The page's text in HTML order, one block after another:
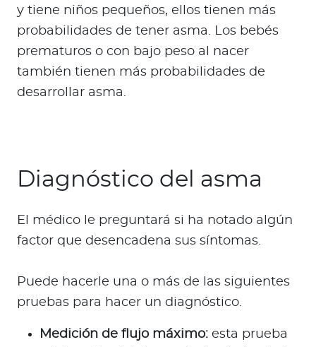
y tiene niños pequeños, ellos tienen más
probabilidades de tener asma. Los bebés
prematuros o con bajo peso al nacer
también tienen más probabilidades de
desarrollar asma.
Diagnóstico del asma
El médico le preguntará si ha notado algún
factor que desencadena sus síntomas.
Puede hacerle una o más de las siguientes
pruebas para hacer un diagnóstico.
Medición de flujo máximo: esta prueba